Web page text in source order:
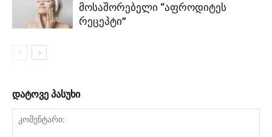
მოსაშორებელი “აფროდიტეს
რეცეპტი”
დატოვე პასუხი